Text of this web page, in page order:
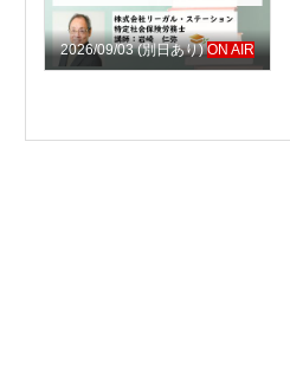
2026/09/03 (別日あり) ON AIR